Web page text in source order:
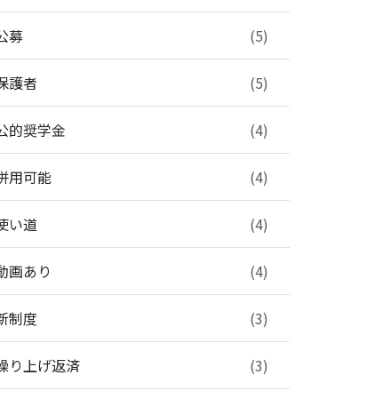
募 (5)
護者 (5)
的奨学金 (4)
用可能 (4)
い道 (4)
画あり (4)
制度 (3)
り上げ返済 (3)